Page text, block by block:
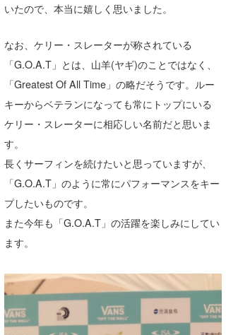
いたので、本当に嬉しく思いました。
なお、ケリー・スレーターが称されている
「G.O.A.T」とは、山羊(ヤギ)のことではなく、
「Greatest Of All Time」の略だそうです。ルー
キーからベテランになっても常にトップにいる
ケリー・スレーターに相応しい名前だと思いま
す。
長くサーフィンを続けたいと思っていますが、
「G.O.A.T」のように常にパフォーマンスをキー
プしたいものです。
また今年も「G.O.A.T」の活躍を楽しみにしてい
ます。
たっちー
ハンマー
まっきー
三輪予報士
小川予報士
上田純子
上條将美
唐澤予報士
ゴン
米山予報士
wanda